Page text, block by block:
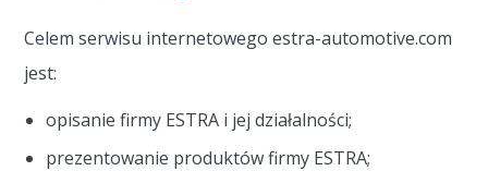
Celem serwisu internetowego estra-automotive.com
jest:
opisanie firmy ESTRA i jej działalności;
prezentowanie produktów firmy ESTRA;